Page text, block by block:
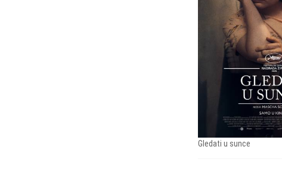
Gledati u sunce